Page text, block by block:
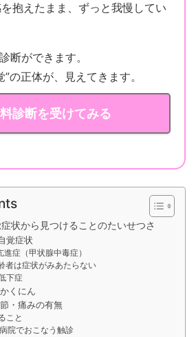
抱えたまま、ずっと我慢してい
断ができます。
の正体が、見えてきます。
診断を受けてみる
状から見つけることのたいせつさ
覚症状
症（甲状腺中毒症）
者は症状がみあたらない
下症
くにん
・痛みの有無
こと
院でおこなう触診